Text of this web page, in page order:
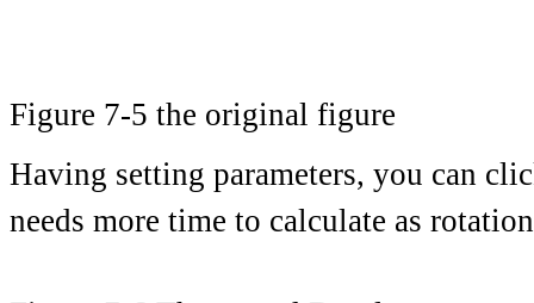
Figure 7-5 the original figure
Having setting parameters, you can
needs more time to calculate as